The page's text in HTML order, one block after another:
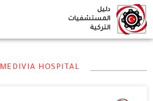
Skip
content
دليل
المستشفيات
التركية
MEDIVIA HOSPITAL